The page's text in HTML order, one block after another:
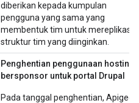
diberikan kepada kumpulan
pengguna yang sama yang
membentuk tim untuk mereplikasi
struktur tim yang diinginkan.
Penghentian penggunaan hosting
bersponsor untuk portal Drupal
Pada tanggal penghentian, Apigee